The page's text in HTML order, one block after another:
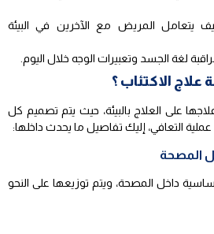
كيف يتعامل المريض مع الآخرين في البيئة
لغة الجسد وتعبيرات الوجه خلال اليوم.
الاكتئاب ؟
على العلاج بالبيئة، حيث يتم تصميم كل
التعافي، إليك تفاصيل ما يحدث داخلها:
المصحة
داخل المصحة، ويتم توزيعها على النحو